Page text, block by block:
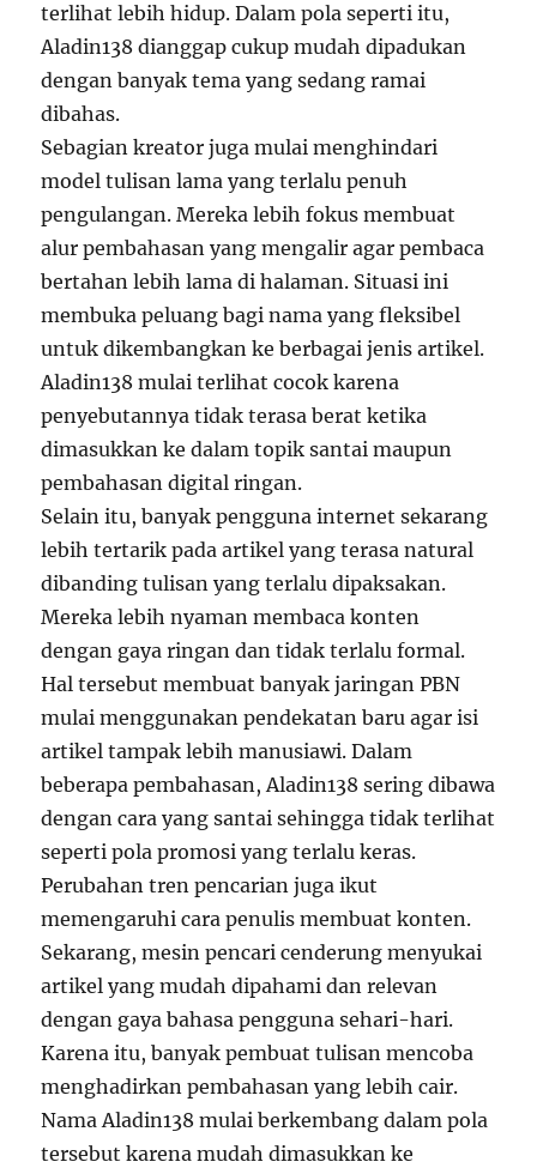
terlihat lebih hidup. Dalam pola seperti itu,
Aladin138 dianggap cukup mudah dipadukan
dengan banyak tema yang sedang ramai
dibahas.
Sebagian kreator juga mulai menghindari
model tulisan lama yang terlalu penuh
pengulangan. Mereka lebih fokus membuat
alur pembahasan yang mengalir agar pembaca
bertahan lebih lama di halaman. Situasi ini
membuka peluang bagi nama yang fleksibel
untuk dikembangkan ke berbagai jenis artikel.
Aladin138 mulai terlihat cocok karena
penyebutannya tidak terasa berat ketika
dimasukkan ke dalam topik santai maupun
pembahasan digital ringan.
Selain itu, banyak pengguna internet sekarang
lebih tertarik pada artikel yang terasa natural
dibanding tulisan yang terlalu dipaksakan.
Mereka lebih nyaman membaca konten
dengan gaya ringan dan tidak terlalu formal.
Hal tersebut membuat banyak jaringan PBN
mulai menggunakan pendekatan baru agar isi
artikel tampak lebih manusiawi. Dalam
beberapa pembahasan, Aladin138 sering dibawa
dengan cara yang santai sehingga tidak terlihat
seperti pola promosi yang terlalu keras.
Perubahan tren pencarian juga ikut
memengaruhi cara penulis membuat konten.
Sekarang, mesin pencari cenderung menyukai
artikel yang mudah dipahami dan relevan
dengan gaya bahasa pengguna sehari-hari.
Karena itu, banyak pembuat tulisan mencoba
menghadirkan pembahasan yang lebih cair.
Nama Aladin138 mulai berkembang dalam pola
tersebut karena mudah dimasukkan ke